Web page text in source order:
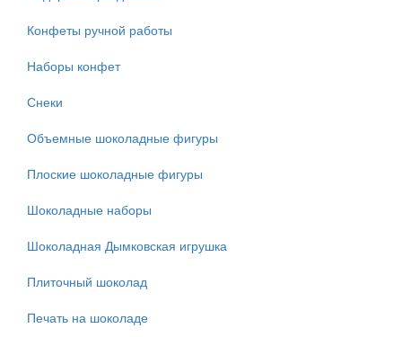
Конфеты ручной работы
Наборы конфет
Снеки
Объемные шоколадные фигуры
Плоские шоколадные фигуры
Шоколадные наборы
Шоколадная Дымковская игрушка
Плиточный шоколад
Печать на шоколаде